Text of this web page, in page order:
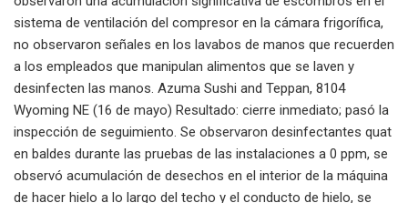
sistema de ventilación del compresor en la cámara frigorífica,
no observaron señales en los lavabos de manos que recuerden
a los empleados que manipulan alimentos que se laven y
desinfecten las manos. Azuma Sushi and Teppan, 8104
Wyoming NE (16 de mayo) Resultado: cierre inmediato; pasó la
inspección de seguimiento. Se observaron desinfectantes quat
en baldes durante las pruebas de las instalaciones a 0 ppm, se
observó acumulación de desechos en el interior de la máquina
de hacer hielo a lo largo del techo y el conducto de hielo, se